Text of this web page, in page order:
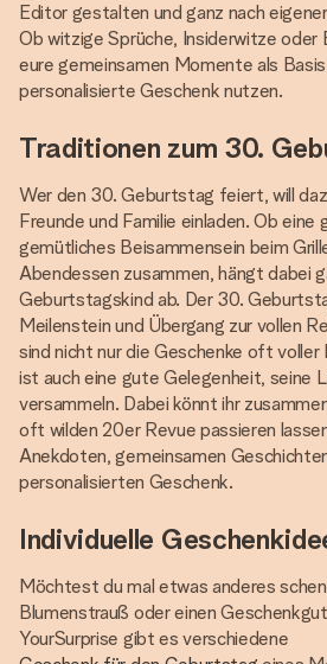
Editor gestalten und ganz nach
Ob witzige Sprüche, Insiderwitze oder
eure gemeinsamen Momente als
personalisierte Geschenk nutzen.
Traditionen zum 30.
Wer den 30. Geburtstag feiert, will
Freunde und Familie einladen. Ob eine
gemütliches Beisammensein beim
Abendessen zusammen, hängt dabei
Geburtstagskind ab. Der 30.
Meilenstein und Übergang zur vollen
sind nicht nur die Geschenke oft
ist auch eine gute Gelegenheit, seine
versammeln. Dabei könnt ihr
oft wilden 20er Revue passieren
Anekdoten, gemeinsamen
personalisierten Geschenk.
Individuelle
Möchtest du mal etwas anderes
Blumenstrauß oder einen
YourSurprise gibt es verschiedene